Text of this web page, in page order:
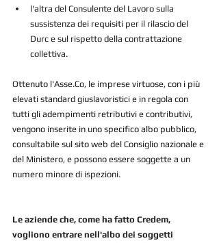
l'altra del Consulente del Lavoro sulla
sussistenza dei requisiti per il rilascio del
Durc e sul rispetto della contrattazione
collettiva.
Ottenuto l'Asse.Co, le imprese virtuose, con i più
elevati standard giuslavoristici e in regola con
tutti gli adempimenti retributivi e contributivi,
vengono inserite in uno specifico albo pubblico,
consultabile sul sito web del Consiglio nazionale e
del Ministero, e possono essere soggette a un
numero minore di ispezioni.
Le aziende che, come ha fatto Credem,
vogliono entrare nell'albo dei soggetti